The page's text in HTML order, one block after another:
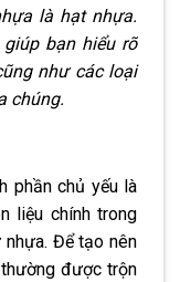
là hạt nhựa.
giúp bạn hiểu rõ
như các loại
chúng.
phần chủ yếu là
liệu chính trong
Để tạo nên
được trộn